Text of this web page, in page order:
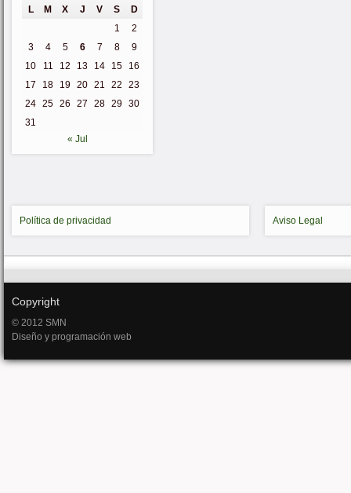
L
M X J V S
D
1
2
3
4 5 6 7 8
9
10
11 12 13 14 15
16
17
18 19 20 21 22
23
24 25 26 27 28 29 30
31
« Jul
Política de privacidad Aviso Legal
Copyright
© 2012 SMN
Diseño y programación web